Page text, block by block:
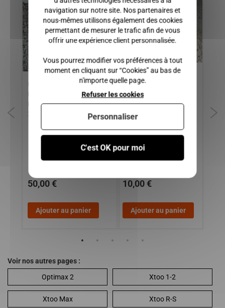
DURITE SUPERIEURE DE
RADIATEUR/REFROIDISSEMENT
LIGIER NOVA, BE-UP, BE-TWO,
XTOO 1-2, XTOO MAX
50,00 €
Ajouter au panier
CHARNIERE DE PORTE
GAUCHE LIGIER JS50,
JS50L JS60 / MICROCAR
MGO 3, MGO 4/5, MGO 6 /
DUE 2 P85, DUE 3/5, DUE 6
10,00 €
Ajouter au panier
Voir nos autres pages :
Optimax 2
Xtoo 1-2
Xtoo Max Xtoo R-S
navigation sur notre site. Nos partenaires et
nous-mêmes utilisons également des cookies
permettant de mesurer le trafic afin de vous
offrir une expérience client personnalisée.
Vous pourrez modifier vos préférences à tout
moment en cliquant sur “Cookies” au bas de
n'importe quelle page.
C'est OK pour moi
Refuser les cookies
Personnaliser